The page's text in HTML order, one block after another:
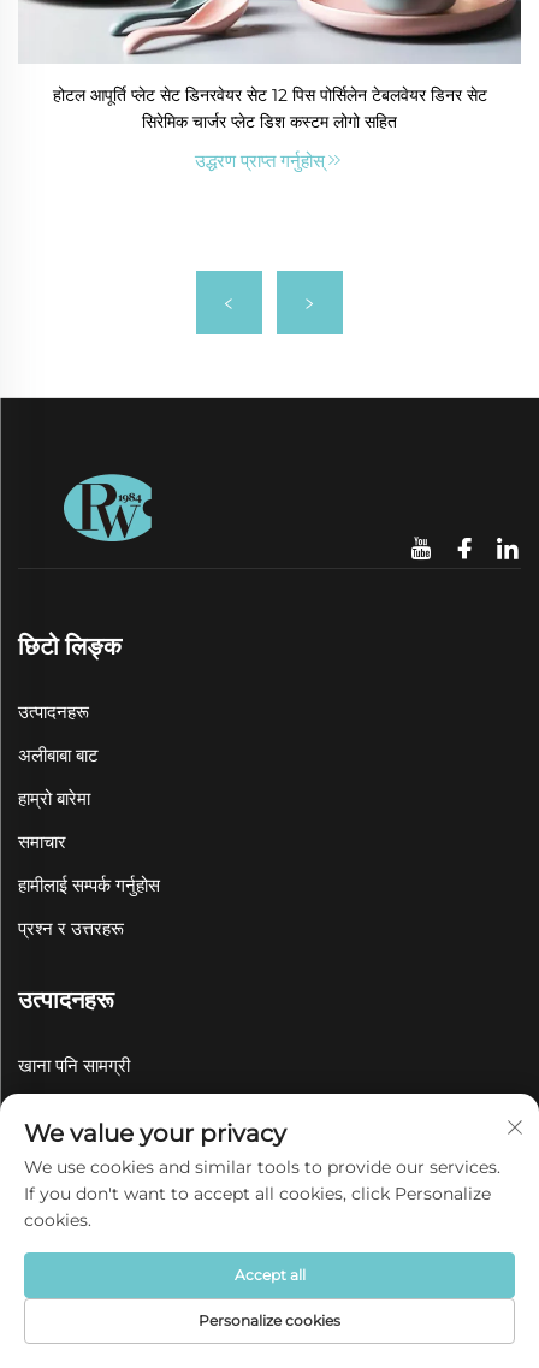
होटल आपूर्ति प्लेट सेट डिनरवेयर सेट 12 पिस पोर्सिलेन टेबलवेयर डिनर सेट
सिरेमिक चार्जर प्लेट डिश कस्टम लोगो सहित
उद्धरण प्राप्त गर्नुहोस्
छिटो लिङ्क
उत्पादनहरू
अलीबाबा बाट
हाम्रो बारेमा
समाचार
हामीलाई सम्पर्क गर्नुहोस
प्रश्न र उत्तरहरू
उत्पादनहरू
खाना पनि सामग्री
सर्भिङ सेट
गृहपृष्ठ
उत्पादन बारेमा संपर्क
We value your privacy
We use cookies and similar tools to provide our services.
If you don't want to accept all cookies, click Personalize
cookies.
Personalize cookies
Accept all